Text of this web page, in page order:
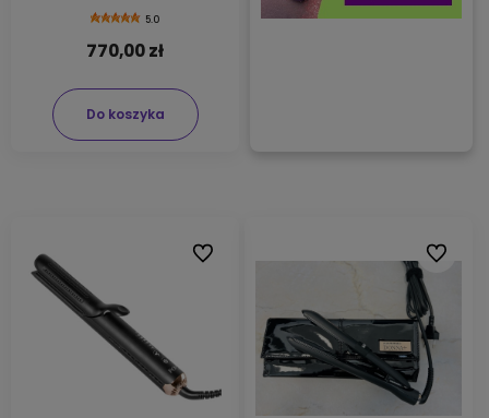
5.0
770,00 zł
Do koszyka
Do ulubionych Do